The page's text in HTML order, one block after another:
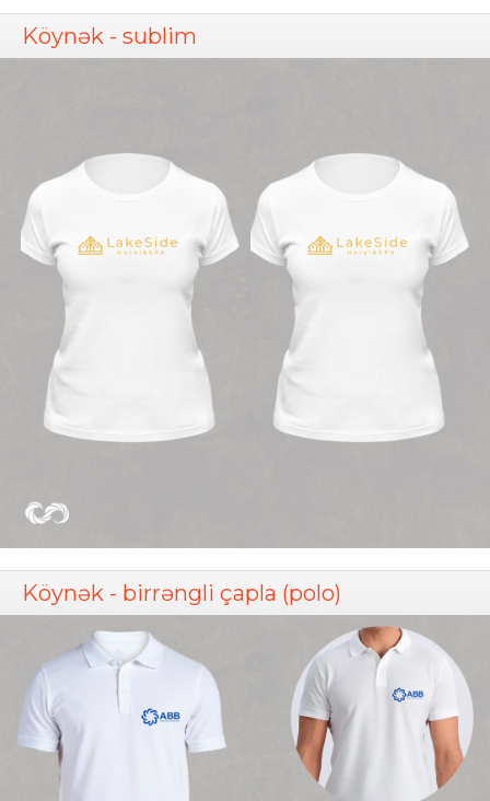
Köynək - sublim
Köynək - birrəngli çapla (polo)